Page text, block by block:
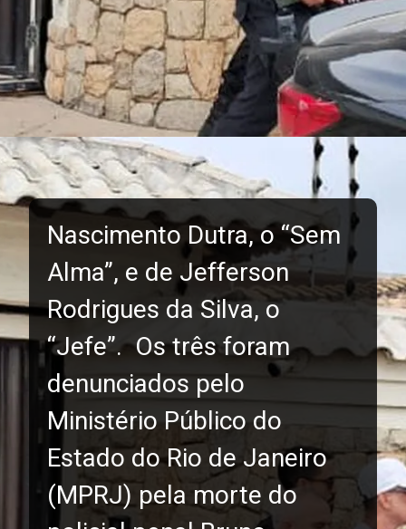
Nascimento Dutra, o “Sem
Alma”, e de Jefferson
Rodrigues da Silva, o
“Jefe”. Os três foram
denunciados pelo
Ministério Público do
Estado do Rio de Janeiro
(MPRJ) pela morte do